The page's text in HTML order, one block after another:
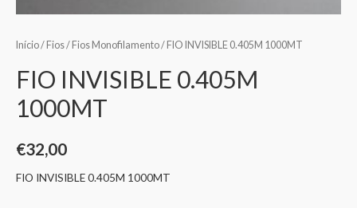
Início/ Fios/ Fios Monofilamento/ FIO INVISIBLE 0.405M 1000MT
FIO INVISIBLE 0.405M
1000MT
€32,00
FIO INVISIBLE 0.405M 1000MT